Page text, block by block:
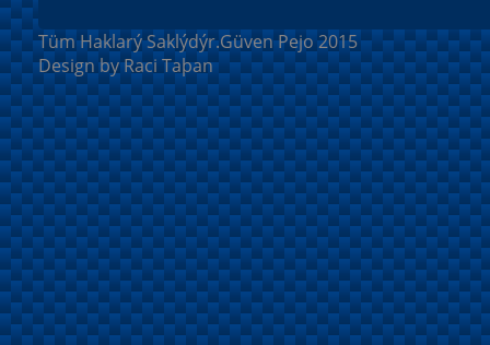
Tüm Haklarý Saklýdýr.Güven Pejo 2015
Design by Raci Taþan